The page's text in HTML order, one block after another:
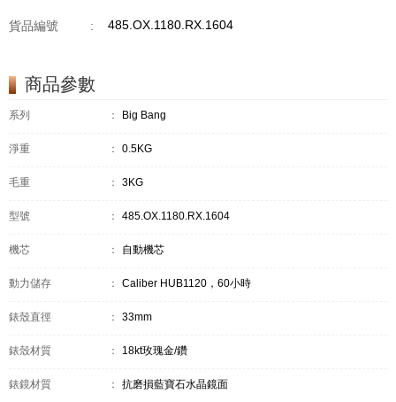
貨品編號 : 485.OX.1180.RX.1604
商品參數
系列 ： Big Bang
淨重 ： 0.5KG
毛重 ： 3KG
型號 ： 485.OX.1180.RX.1604
機芯 ： 自動機芯
動力儲存 ： Caliber HUB1120，60小時
錶殼直徑 ： 33mm
錶殼材質 ： 18kt玫瑰金/鑽
錶鏡材質 ： 抗磨損藍寶石水晶鏡面